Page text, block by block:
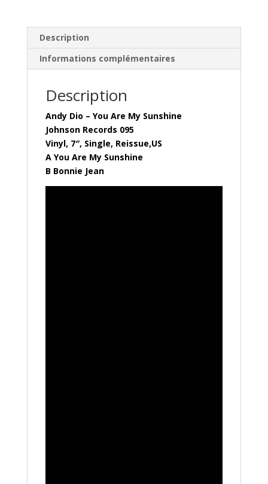
095
Description
Informations complémentaires
Description
Andy Dio – You Are My Sunshine
Johnson Records 095
Vinyl, 7″, Single, Reissue,US
A You Are My Sunshine
B Bonnie Jean